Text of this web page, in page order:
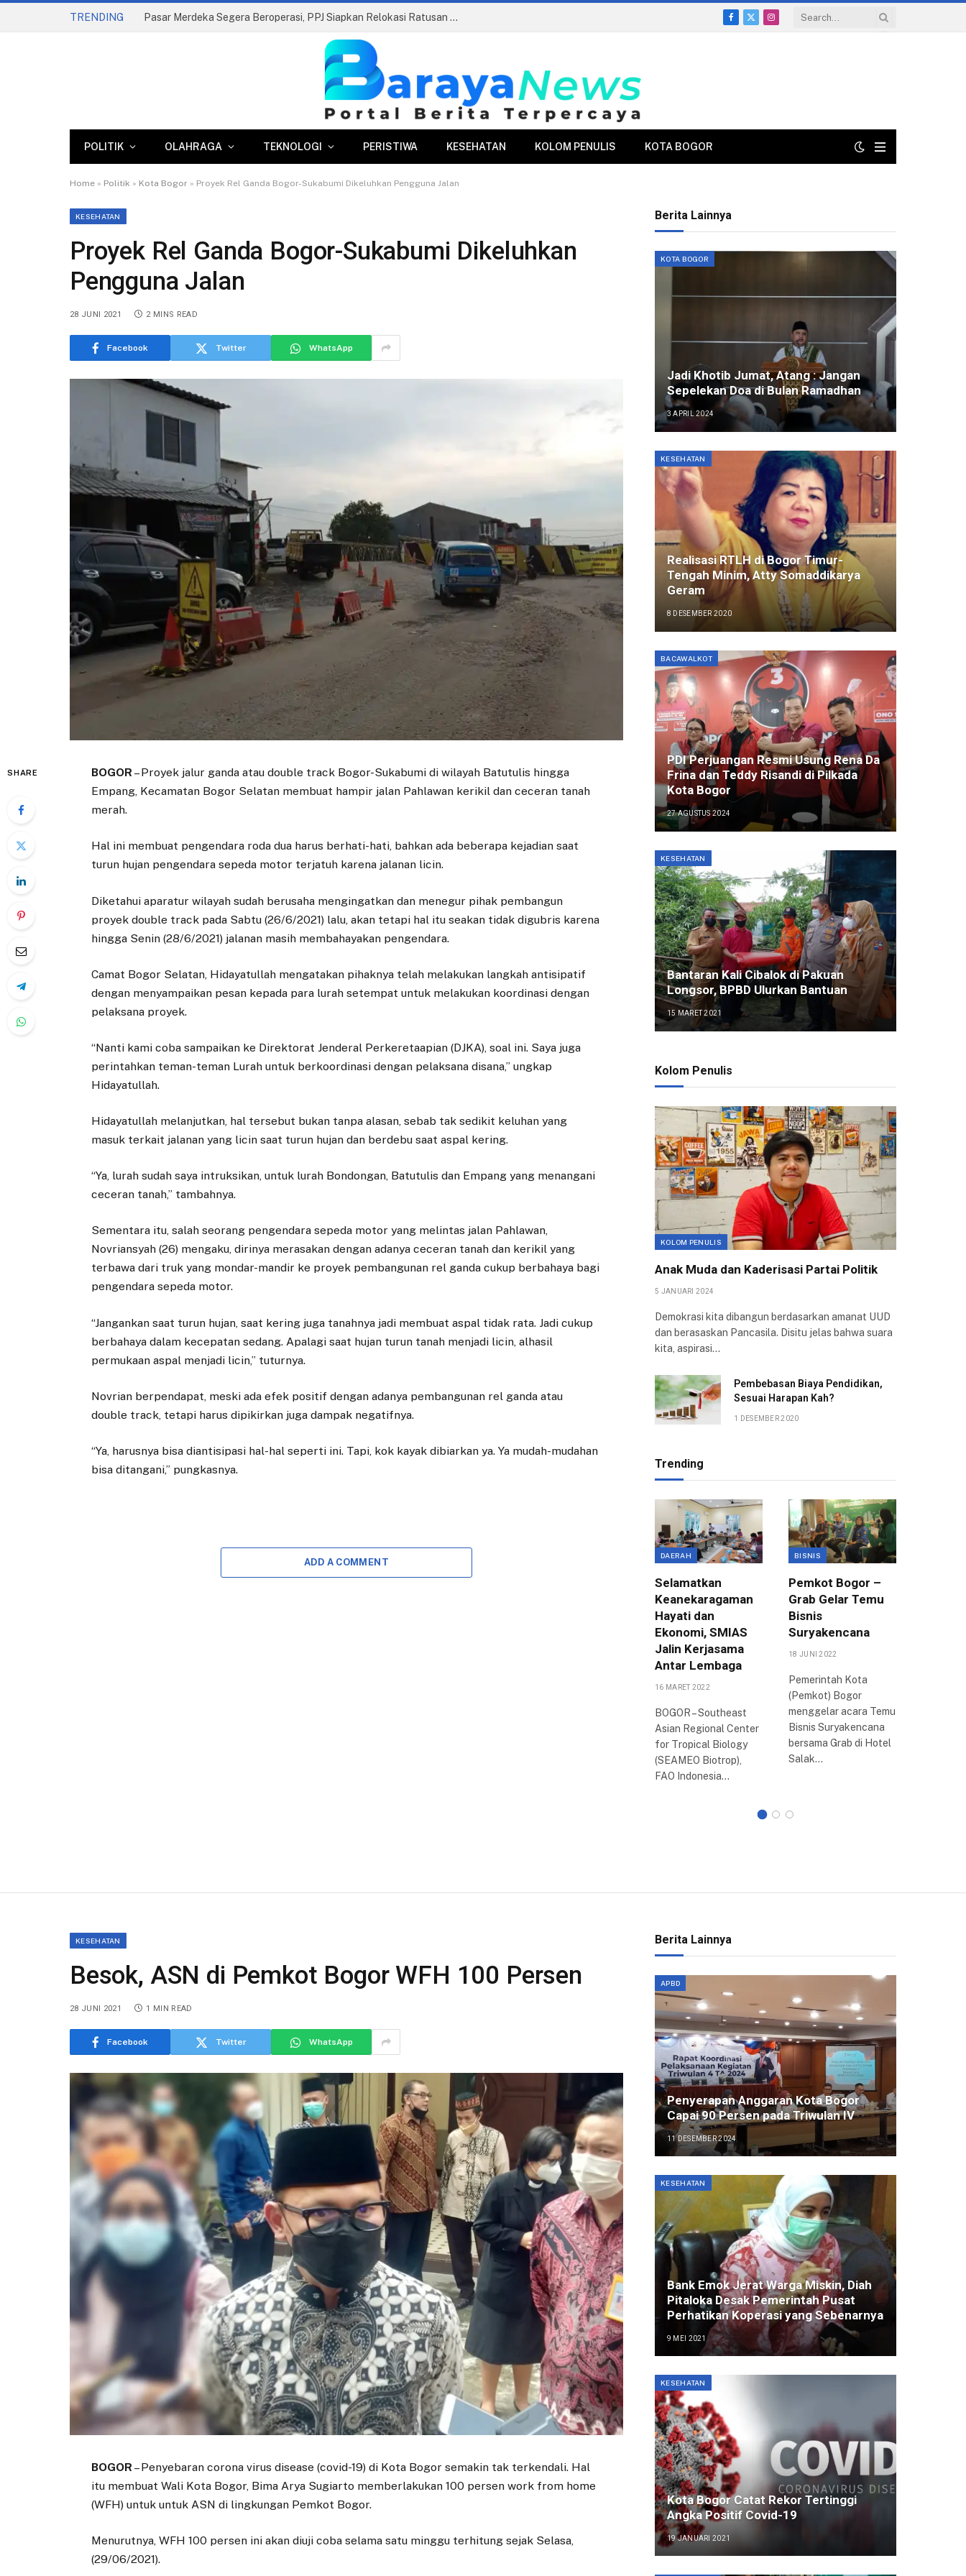
TRENDING Komisi II Dorong Reformasi Parkir, Peran Danru Diusulkan Dihapus
Facebook
X
Instagram
POLITIK OLAHRAGA TEKNOLOGI PERISTIWA KESEHATAN KOLOM PENULIS KOTA BOGOR
Home » Politik » Kota Bogor » Proyek Rel Ganda Bogor-Sukabumi Dikeluhkan Pengguna Jalan
KESEHATAN
Proyek Rel Ganda Bogor-Sukabumi Dikeluhkan
Pengguna Jalan
28 JUNI 2021 2 MINS READ
Facebook Twitter WhatsApp
SHARE BOGOR – Proyek jalur ganda atau double track Bogor-Sukabumi di wilayah Batutulis hingga
Empang, Kecamatan Bogor Selatan membuat hampir jalan Pahlawan kerikil dan ceceran tanah
merah.
Hal ini membuat pengendara roda dua harus berhati-hati, bahkan ada beberapa kejadian saat
turun hujan pengendara sepeda motor terjatuh karena jalanan licin.
Diketahui aparatur wilayah sudah berusaha mengingatkan dan menegur pihak pembangun
proyek double track pada Sabtu (26/6/2021) lalu, akan tetapi hal itu seakan tidak digubris karena
hingga Senin (28/6/2021) jalanan masih membahayakan pengendara.
Camat Bogor Selatan, Hidayatullah mengatakan pihaknya telah melakukan langkah antisipatif
dengan menyampaikan pesan kepada para lurah setempat untuk melakukan koordinasi dengan
pelaksana proyek.
“Nanti kami coba sampaikan ke Direktorat Jenderal Perkeretaapian (DJKA), soal ini. Saya juga
perintahkan teman-teman Lurah untuk berkoordinasi dengan pelaksana disana,” ungkap
Hidayatullah.
Hidayatullah melanjutkan, hal tersebut bukan tanpa alasan, sebab tak sedikit keluhan yang
masuk terkait jalanan yang licin saat turun hujan dan berdebu saat aspal kering.
“Ya, lurah sudah saya intruksikan, untuk lurah Bondongan, Batutulis dan Empang yang menangani
ceceran tanah,” tambahnya.
Sementara itu, salah seorang pengendara sepeda motor yang melintas jalan Pahlawan,
Novriansyah (26) mengaku, dirinya merasakan dengan adanya ceceran tanah dan kerikil yang
terbawa dari truk yang mondar-mandir ke proyek pembangunan rel ganda cukup berbahaya bagi
pengendara sepeda motor.
“Jangankan saat turun hujan, saat kering juga tanahnya jadi membuat aspal tidak rata. Jadi cukup
berbahaya dalam kecepatan sedang. Apalagi saat hujan turun tanah menjadi licin, alhasil
permukaan aspal menjadi licin,” tuturnya.
Novrian berpendapat, meski ada efek positif dengan adanya pembangunan rel ganda atau
double track, tetapi harus dipikirkan juga dampak negatifnya.
“Ya, harusnya bisa diantisipasi hal-hal seperti ini. Tapi, kok kayak dibiarkan ya. Ya mudah-mudahan
bisa ditangani,” pungkasnya.
ADD A COMMENT
Berita Lainnya
KOTA BOGOR
Jadi Khotib Jumat, Atang : Jangan
Sepelekan Doa di Bulan Ramadhan
3 APRIL 2024
KESEHATAN
Realisasi RTLH di Bogor Timur-
Tengah Minim, Atty Somaddikarya
Geram
8 DESEMBER 2020
BACAWALKOT
PDI Perjuangan Resmi Usung Rena Da
Frina dan Teddy Risandi di Pilkada
Kota Bogor
27 AGUSTUS 2024
KESEHATAN
Bantaran Kali Cibalok di Pakuan
Longsor, BPBD Ulurkan Bantuan
15 MARET 2021
Kolom Penulis
KOLOM PENULIS
Anak Muda dan Kaderisasi Partai Politik
5 JANUARI 2024
Demokrasi kita dibangun berdasarkan amanat UUD
dan berasaskan Pancasila. Disitu jelas bahwa suara
kita, aspirasi…
Pembebasan Biaya Pendidikan,
Sesuai Harapan Kah?
1 DESEMBER 2020
Trending
DAERAH
Selamatkan
Keanekaragaman
Hayati dan
Ekonomi, SMIAS
Jalin Kerjasama
Antar Lembaga
16 MARET 2022
BOGOR – Southeast
Asian Regional Center
for Tropical Biology
(SEAMEO Biotrop),
FAO Indonesia…
BISNIS
Pemkot Bogor –
Grab Gelar Temu
Bisnis
Suryakencana
18 JUNI 2022
Pemerintah Kota
(Pemkot) Bogor
menggelar acara Temu
Bisnis Suryakencana
bersama Grab di Hotel
Salak…
KESEHATAN
Besok, ASN di Pemkot Bogor WFH 100 Persen
28 JUNI 2021 1 MIN READ
Facebook Twitter WhatsApp
BOGOR – Penyebaran corona virus disease (covid-19) di Kota Bogor semakin tak terkendali. Hal
itu membuat Wali Kota Bogor, Bima Arya Sugiarto memberlakukan 100 persen work from home
(WFH) untuk untuk ASN di lingkungan Pemkot Bogor.
Menurutnya, WFH 100 persen ini akan diuji coba selama satu minggu terhitung sejak Selasa,
(29/06/2021).
Berita Lainnya
APBD
Penyerapan Anggaran Kota Bogor
Capai 90 Persen pada Triwulan IV
11 DESEMBER 2024
KESEHATAN
Bank Emok Jerat Warga Miskin, Diah
Pitaloka Desak Pemerintah Pusat
Perhatikan Koperasi yang Sebenarnya
9 MEI 2021
KESEHATAN
Kota Bogor Catat Rekor Tertinggi
Angka Positif Covid-19
19 JANUARI 2021